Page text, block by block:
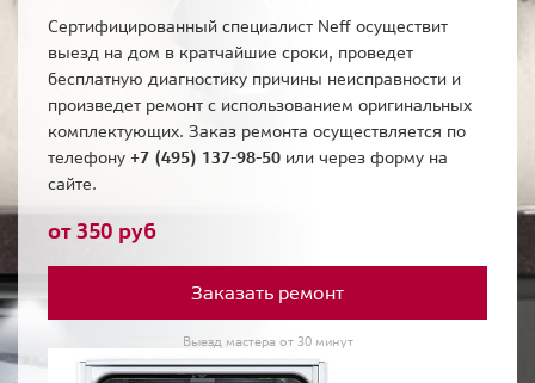
Сертифицированный специалист Neff осуществит
выезд на дом в кратчайшие сроки, проведет
бесплатную диагностику причины неисправности и
произведет ремонт с использованием оригинальных
комплектующих. Заказ ремонта осуществляется по
телефону +7 (495) 137-98-50 или через форму на
сайте.
от 350 руб
Заказать ремонт
Выезд мастера от 30 минут